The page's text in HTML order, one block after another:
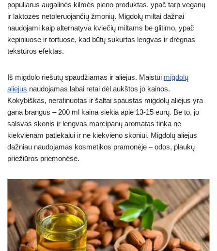
populiarus augalinės kilmės pieno produktas, ypač tarp veganų
ir laktozės netoleruojančių žmonių. Migdolų miltai dažnai
naudojami kaip alternatyva kviečių miltams be glitimo, ypač
kepiniuose ir tortuose, kad būtų sukurtas lengvas ir drėgnas
tekstūros efektas.
Iš migdolo riešutų spaudžiamas ir aliejus. Maistui migdolų
aliejus naudojamas labai retai dėl aukštos jo kainos.
Kokybiškas, nerafinuotas ir šaltai spaustas migdolų aliejus yra
gana brangus – 200 ml kaina siekia apie 13-15 eurų. Be to, jo
salsvas skonis ir lengvas marcipanų aromatas tinka ne
kiekvienam patiekalui ir ne kiekvieno skoniui. Migdolų aliejus
dažniau naudojamas kosmetikos pramonėje – odos, plaukų
priežiūros priemonėse.